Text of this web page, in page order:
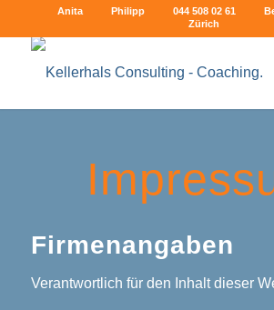
Anita Philipp 044 508 02 61
Zürich
Firmenangaben
Verantwortlich für den Inhalt dieser